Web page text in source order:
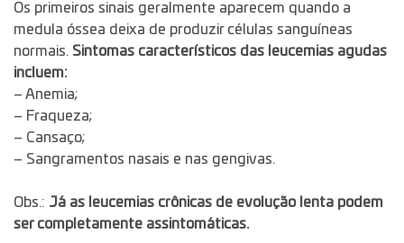
Os primeiros sinais geralmente aparecem quando a
medula óssea deixa de produzir células sanguíneas
normais. Sintomas característicos das leucemias agudas
incluem:
– Anemia;
– Fraqueza;
– Cansaço;
– Sangramentos nasais e nas gengivas.
Obs.: Já as leucemias crônicas de evolução lenta podem
ser completamente assintomáticas.